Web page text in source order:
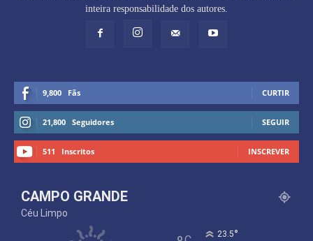
inteira responsabilidade dos autores.
9,800 Fãs CURTIR
21,800 Seguidores SEGUIR
511 Inscritos INSCREVER
CAMPO GRANDE
Céu Limpo
23.5°